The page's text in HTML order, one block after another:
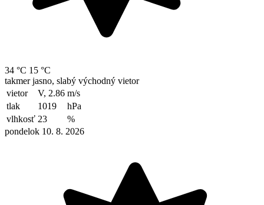
34 °C 15 °C
takmer jasno, slabý východný vietor
vietor
V, 2.86 m/s
tlak
1019
hPa
vlhkosť 23
%
pondelok 10. 8. 2026